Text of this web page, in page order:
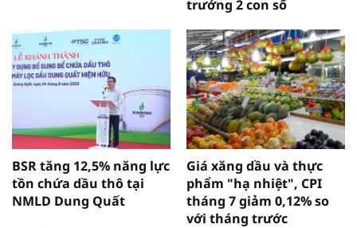
trưởng 2 con số
BSR tăng 12,5% năng lực
tồn chứa dầu thô tại
NMLD Dung Quất
Giá xăng dầu và thực
phẩm "hạ nhiệt", CPI
tháng 7 giảm 0,12% so
với tháng trước